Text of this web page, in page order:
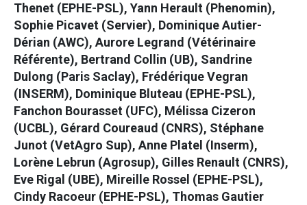
Thenet (EPHE-PSL), Yann Herault (Phenomin),
Sophie Picavet (Servier), Dominique Autier-
Dérian (AWC), Aurore Legrand (Vétérinaire
Référente), Bertrand Collin (UB), Sandrine
Dulong (Paris Saclay), Frédérique Vegran
(INSERM), Dominique Bluteau (EPHE-PSL),
Fanchon Bourasset (UFC), Mélissa Cizeron
(UCBL), Gérard Coureaud (CNRS), Stéphane
Junot (VetAgro Sup), Anne Platel (Inserm),
Lorène Lebrun (Agrosup), Gilles Renault (CNRS),
Eve Rigal (UBE), Mireille Rossel (EPHE-PSL),
Cindy Racoeur (EPHE-PSL), Thomas Gautier